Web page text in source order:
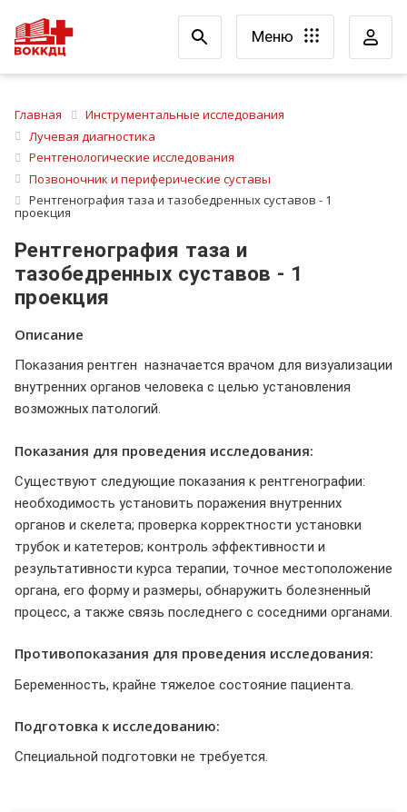
Меню
Главная
Инструментальные исследования
Лучевая диагностика
Рентгенологические исследования
Позвоночник и периферические суставы
Рентгенография таза и тазобедренных суставов - 1
проекция
Рентгенография таза и
тазобедренных суставов - 1
проекция
Описание
Показания рентген назначается врачом для визуализации
внутренних органов человека с целью установления
возможных патологий.
Показания для проведения исследования:
Существуют следующие показания к рентгенографии:
необходимость установить поражения внутренних
органов и скелета; проверка корректности установки
трубок и катетеров; контроль эффективности и
результативности курса терапии, точное местоположение
органа, его форму и размеры, обнаружить болезненный
процесс, а также связь последнего с соседними органами.
Противопоказания для проведения исследования:
Беременность, крайне тяжелое состояние пациента.
Подготовка к исследованию:
Специальной подготовки не требуется.